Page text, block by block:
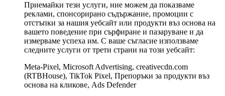
Приемайки тези услуги, ние можем да показваме
реклами, спонсорирано съдържание, промоции с
отстъпки за нашия уебсайт или продукти въз основа на
вашето поведение при сърфиране и пазаруване и да
измерваме успеха им. С ваше съгласие използваме
следните услуги от трети страни на този уебсайт:
Meta-Pixel, Microsoft Advertising, creativecdn.com
(RTBHouse), TikTok Pixel, Препоръки за продукти въз
основа на кликове, Ads Defender